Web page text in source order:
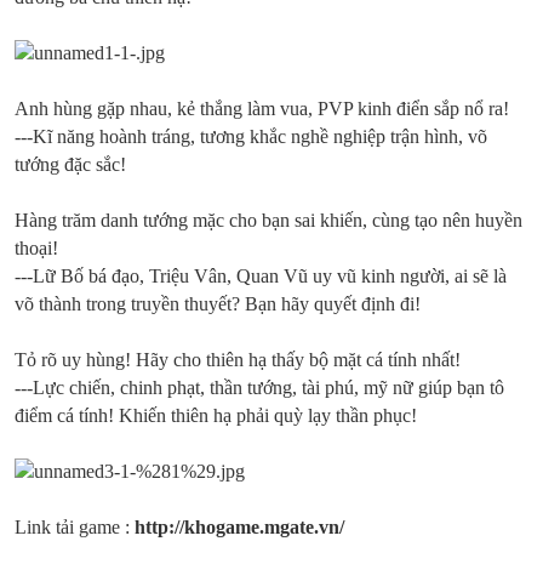
Anh hùng gặp nhau, kẻ thắng làm vua, PVP kinh điển sắp nổ ra!
---Kĩ năng hoành tráng, tương khắc nghề nghiệp trận hình, võ
tướng đặc sắc!
Hàng trăm danh tướng mặc cho bạn sai khiến, cùng tạo nên huyền
thoại!
---Lữ Bố bá đạo, Triệu Vân, Quan Vũ uy vũ kinh người, ai sẽ là
võ thành trong truyền thuyết? Bạn hãy quyết định đi!
Tỏ rõ uy hùng! Hãy cho thiên hạ thấy bộ mặt cá tính nhất!
---Lực chiến, chinh phạt, thần tướng, tài phú, mỹ nữ giúp bạn tô
điểm cá tính! Khiến thiên hạ phải quỳ lạy thần phục!
Link tải game : http://khogame.mgate.vn/